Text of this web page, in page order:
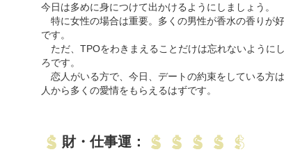
今日は多めに身につけて出かけるようにしましょう。
特に女性の場合は重要。多くの男性が香水の香りが
です。
ただ、TPOをわきまえることだけは忘れないように
ろです。
恋人がいる方で、今日、デートの約束をしている方
人から多くの愛情をもらえるはずです。
財・仕事運：